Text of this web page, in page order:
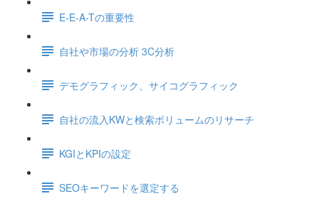
E-E-A-Tの重要性
自社や市場の分析 3C分析
デモグラフィック、サイコグラフィック
自社の流入KWと検索ボリュームのリサーチ
KGIとKPIの設定
SEOキーワードを選定する